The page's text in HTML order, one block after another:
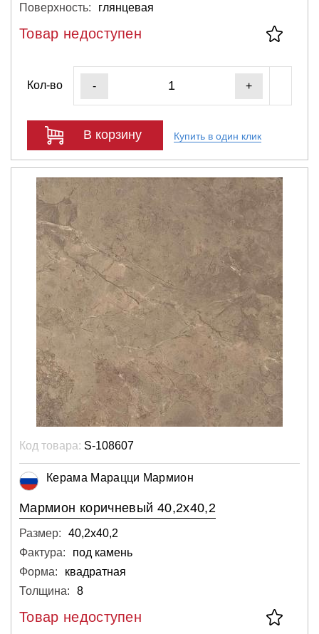
Поверхность:
глянцевая
Товар недоступен
Кол-во - +
В корзину Купить в один клик
Код товара: S-108607
Керама Марацци Мармион
Мармион коричневый 40,2х40,2
Размер:
40,2х40,2
Фактура:
под камень
Форма:
квадратная
Толщина:
8
Товар недоступен